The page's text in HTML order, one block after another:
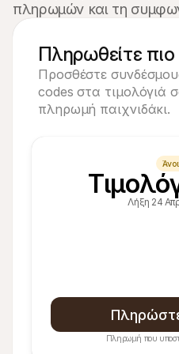
πληρωμών και τη
Πληρωθείτε
Προσθέστε
codes στα τιμολόγιά
πληρωμή παιχνιδάκι.
Λήξη 24
Πληρωμή που